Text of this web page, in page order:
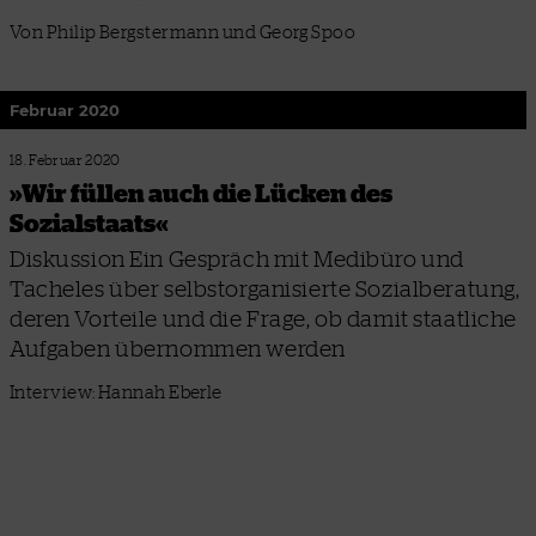
Von Philip Bergstermann und Georg Spoo
Februar 2020
18. Februar 2020
»Wir füllen auch die Lücken des
Sozialstaats«
Diskussion Ein Gespräch mit Medibüro und
Tacheles über selbstorganisierte Sozialberatung,
deren Vorteile und die Frage, ob damit staatliche
Aufgaben übernommen werden
Interview: Hannah Eberle